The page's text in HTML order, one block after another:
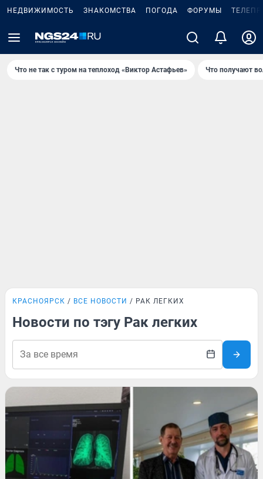
НЕДВИЖИМОСТЬ ЗНАКОМСТВА ПОГОДА ФОРУМЫ
Что не так с туром на теплоход «Виктор Астафьев» Что получают
КРАСНОЯРСК ВСЕ НОВОСТИ РАК ЛЕГКИХ
Новости по тэгу Рак легких